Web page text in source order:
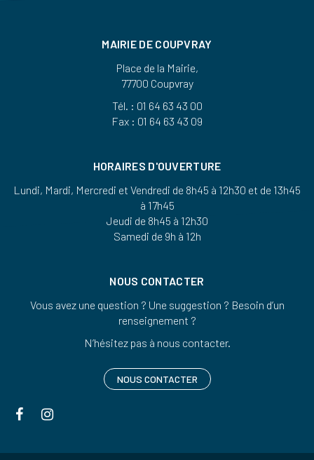
MAIRIE DE COUPVRAY
Place de la Mairie,
77700 Coupvray
Tél. : 01 64 63 43 00
Fax : 01 64 63 43 09
HORAIRES D'OUVERTURE
Lundi, Mardi, Mercredi et Vendredi de 8h45 à 12h30 et de 13h45
à 17h45
Jeudi de 8h45 à 12h30
Samedi de 9h à 12h
NOUS CONTACTER
Vous avez une question ? Une suggestion ? Besoin d’un
renseignement ?
N’hésitez pas à nous contacter.
NOUS CONTACTER
Lien
le
le